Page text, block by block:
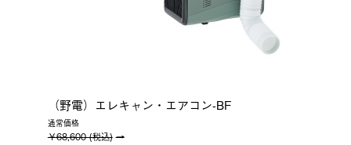
（野電）エレキャン・エアコン-BF
通常価格
￥68,600 (税込)